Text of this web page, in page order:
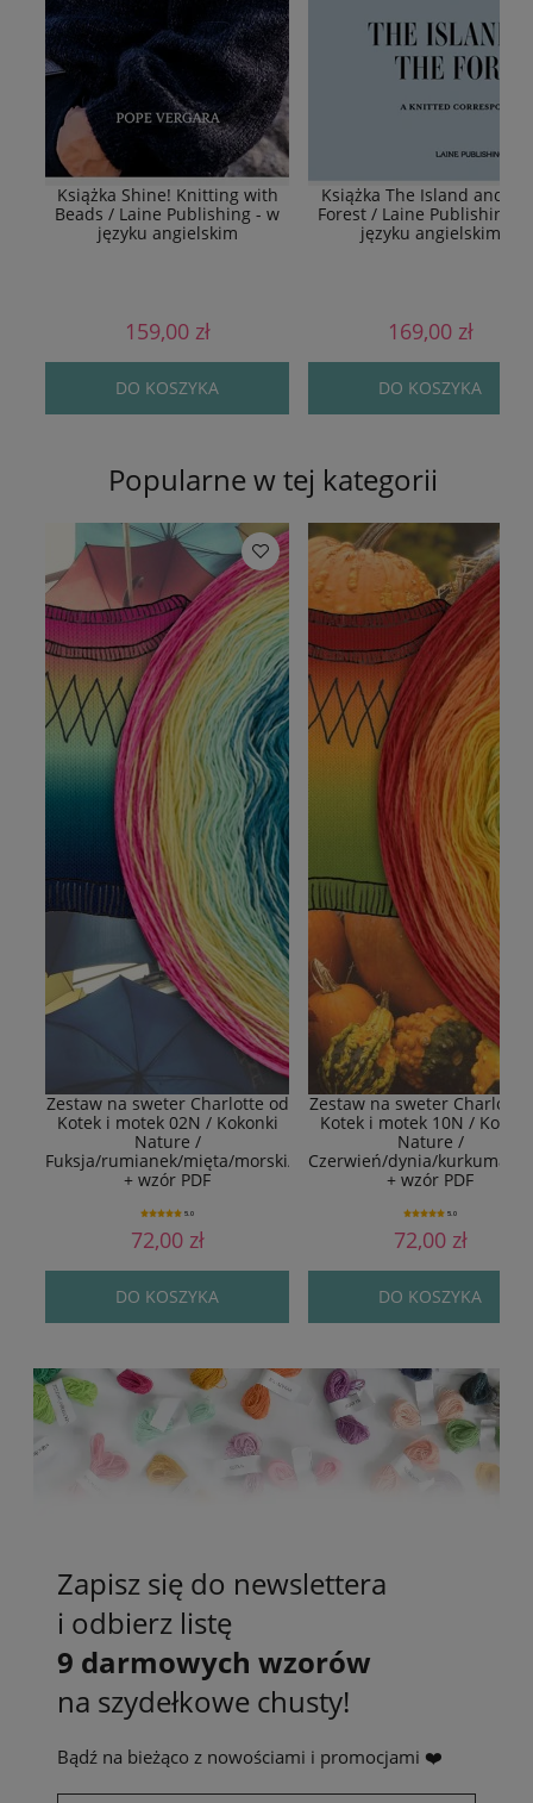
Książka Shine! Knitting with
Beads / Laine Publishing - w
języku angielskim
159,00 zł
DO KOSZYKA
Książka The Island and
Forest / Laine Publishing -
języku angielskim
169,00 zł
DO KOSZYKA
Popularne w tej kategorii
Zestaw na sweter Charlotte od
Kotek i motek 02N / Kokonki
Nature /
Fuksja/rumianek/mięta/morski/granat
+ wzór PDF
5.0
72,00 zł
DO KOSZYKA
Zestaw na sweter Charlotte
Kotek i motek 10N /
Nature /
Czerwień/dynia/kurkuma/
+ wzór PDF
5.0
72,00 zł
DO KOSZYKA
Zapisz się do newslettera
i odbierz listę
9 darmowych wzorów
na szydełkowe chusty!
Bądź na bieżąco z nowościami i promocjami ❤️